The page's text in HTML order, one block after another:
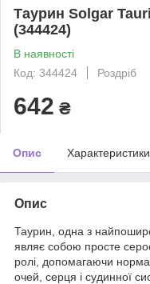
Таурин Solgar
(344424)
В наявності
Код: 344424
Роздріб
642 ₴
Опис Характеристики
Опис
Таурин, одна з
являє собою просте
ролі, допомагаючи
очей, серця і судинної